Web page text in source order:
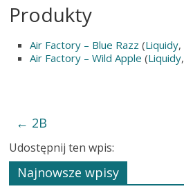
Produkty
Air Factory – Blue Razz (Liquidy,
Air Factory – Wild Apple (Liquidy,
← 2B
Udostępnij ten wpis:
Najnowsze wpisy